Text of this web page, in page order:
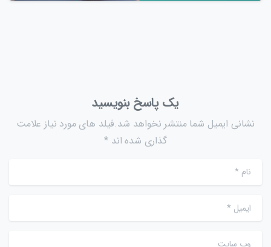
یک پاسخ بنویسید
نشانی ایمیل شما منتشر نخواهد شد.فیلد های مورد نیاز علامت
گذاری شده اند *
نام*
ایمیل *
وب سایت